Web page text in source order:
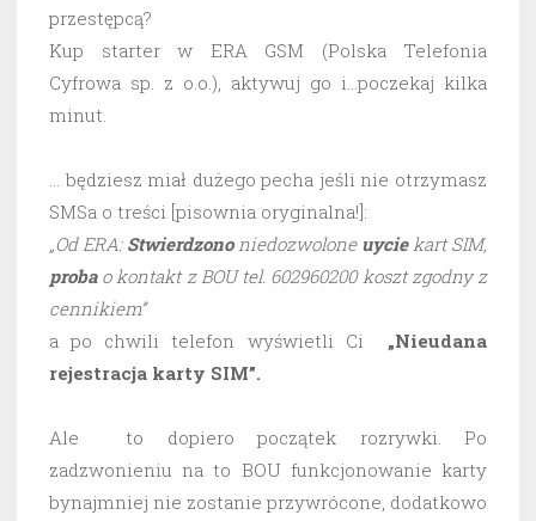
przestępcą?
Kup starter w ERA GSM (Polska Telefonia
Cyfrowa sp. z o.o.), aktywuj go i…poczekaj kilka
minut.
… będziesz miał dużego pecha jeśli nie otrzymasz
SMSa o treści [pisownia oryginalna!]:
„Od ERA: Stwierdzononiedozwolone uyciekart SIM,
probao kontakt z BOU tel. 602960200 koszt zgodny z
cennikiem”
a po chwili telefon wyświetli Ci „Nieudana
rejestracja karty SIM”.
Ale to dopiero początek rozrywki. Po
zadzwonieniu na to BOU funkcjonowanie karty
bynajmniej nie zostanie przywrócone, dodatkowo